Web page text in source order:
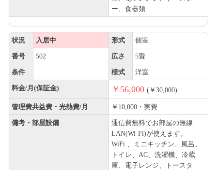
ー、食器類
状況 入居中 形式 個室
番号 502 広さ 5畳
条件 様式 洋室
料金/月(保証金) ￥56,000 (￥30,000)
管理費共益費・光熱費/月 ￥10,000・実費
備考・部屋設備
通信費無料でお部屋の無線
LAN(Wi-Fi)が使えます。
WiFi 、ミニキッチン、風呂、
トイレ、AC、洗濯機、冷蔵
庫、電子レンジ、トースタ